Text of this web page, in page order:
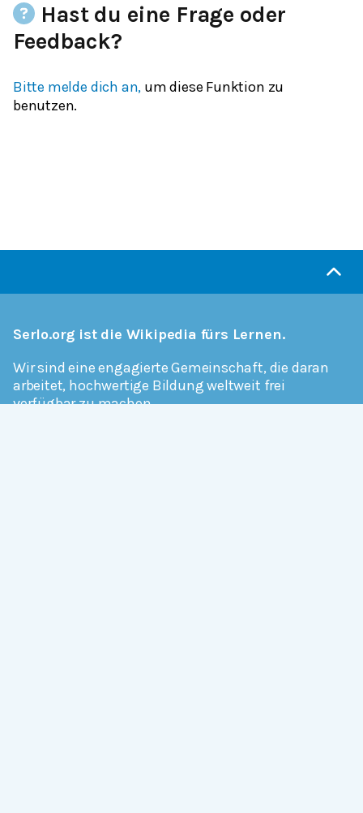
Hast du eine Frage oder
Feedback?
Bitte melde dich an, um diese Funktion zu
benutzen.
Serlo.org ist die Wikipedia fürs Lernen.
Wir sind eine engagierte Gemeinschaft, die daran
arbeitet, hochwertige Bildung weltweit frei
verfügbar zu machen.